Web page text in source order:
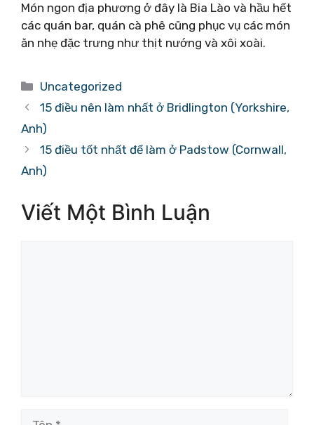
Món ngon địa phương ở đây là Bia Lào và hầu hết
các quán bar, quán cà phê cũng phục vụ các món
ăn nhẹ đặc trưng như thịt nướng và xôi xoài.
Danh
mục
Uncategorized
15 điều nên làm nhất ở Bridlington (Yorkshire,
Anh)
15 điều tốt nhất để làm ở Padstow (Cornwall,
Anh)
Viết Một Bình Luận